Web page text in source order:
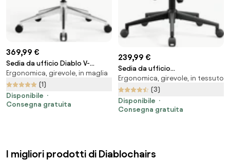
369,99 €
Sedia da ufficio Diablo V-
Commander: Bianco-Nera
Ergonomica, girevole, in maglia
(1)
Disponibile
Consegna gratuita
239,99 €
Sedia da ufficio
ergonomicaDiablo V-Light: nera
Ergonomica, girevole, in tessuto
(3)
Disponibile
Consegna gratuita
I migliori prodotti di Diablochairs